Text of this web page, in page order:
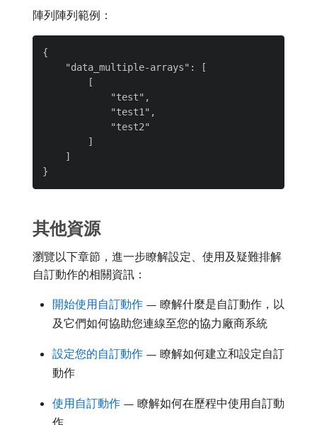
陣列陣列範例：
{
    "data_multiple-arrays": [
        [
            "test",
            "test1",
            "test2"
        ]
    ]
其他資源
瀏覽以下章節，進一步瞭解設定、使用及疑難排解
自訂動作的相關資訊：
開始使用自訂動作 — 瞭解什麼是自訂動作，以
及它們如何協助您連線至您的協力廠商系統
設定您的自訂動作 — 瞭解如何建立和設定自訂
動作
使用自訂動作 — 瞭解如何在歷程中使用自訂動